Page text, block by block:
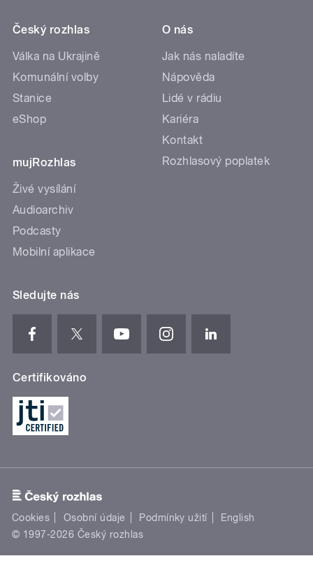
Český rozhlas
Válka na Ukrajině
Komunální volby
Stanice
eShop
mujRozhlas
Živé vysílání
Audioarchiv
Podcasty
Mobilní aplikace
O nás
Jak nás naladíte
Nápověda
Lidé v rádiu
Kariéra
Kontakt
Rozhlasový poplatek
Sledujte nás
Certifikováno
Cookies Osobní údaje Podmínky užití
English
© 1997-2026 Český rozhlas